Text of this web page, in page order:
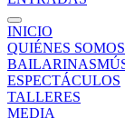
INICIO
QUIÉNES SOMOS
BAILARINAS
ESPECTÁCULOS
TALLERES
MEDIA